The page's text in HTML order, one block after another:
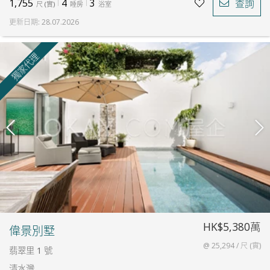
1,755 尺 (實) 4 睡房 3 浴室 查詢
更新日期: 28.07.2026
偉景別墅
翡翠里 1 號
HK$5,380萬
@ 25,294 / 尺 (實)
獨家代理